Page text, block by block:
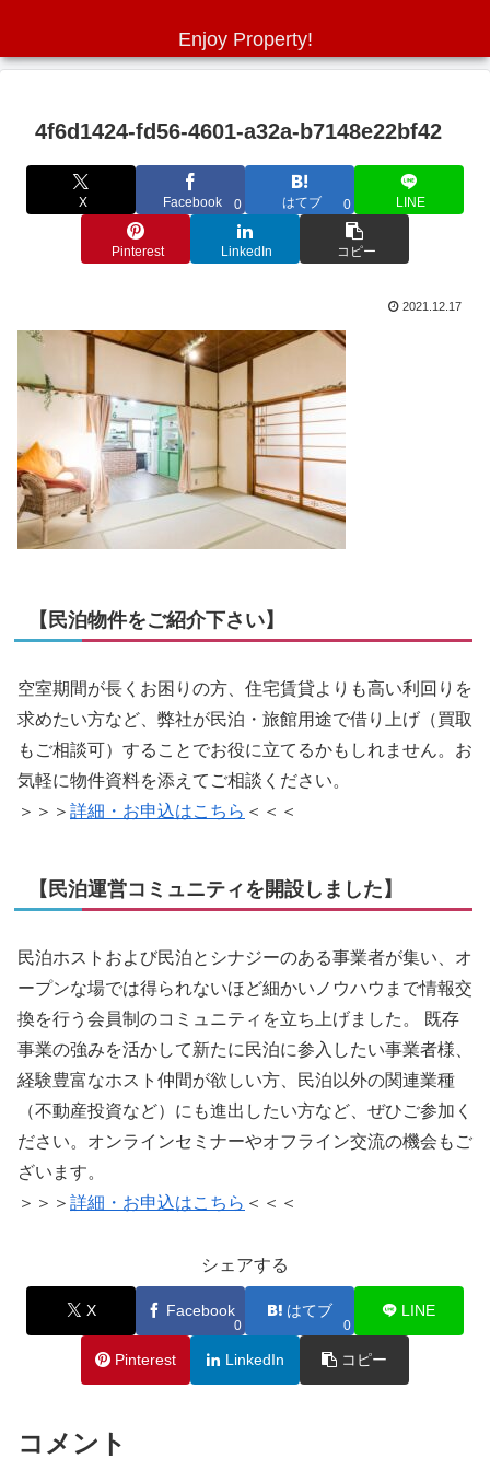
Enjoy Property!
4f6d1424-fd56-4601-a32a-b7148e22bf42
X Facebook 0 はてブ 0 LINE
Pinterest LinkedIn コピー
2021.12.17
【民泊物件をご紹介下さい】
空室期間が長くお困りの方、住宅賃貸よりも高い利回りを
求めたい方など、弊社が民泊・旅館用途で借り上げ（買取
もご相談可）することでお役に立てるかもしれません。お
気軽に物件資料を添えてご相談ください。
＞＞＞ 詳細・お申込はこちら ＜＜＜
【民泊運営コミュニティを開設しました】
民泊ホストおよび民泊とシナジーのある事業者が集い、オ
ープンな場では得られないほど細かいノウハウまで情報交
換を行う会員制のコミュニティを立ち上げました。 既存
事業の強みを活かして新たに民泊に参入したい事業者様、
経験豊富なホスト仲間が欲しい方、民泊以外の関連業種
（不動産投資など）にも進出したい方など、ぜひご参加く
ださい。オンラインセミナーやオフライン交流の機会もご
ざいます。
＞＞＞ 詳細・お申込はこちら ＜＜＜
シェアする
X Facebook
0
はてブ
0
LINE
Pinterest LinkedIn コピー
コメント